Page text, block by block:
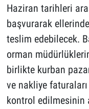
Haziran tarihleri
başvurarak
teslim edebilecek.
orman
birlikte kurban
ve nakliye
kontrol edilmesinin